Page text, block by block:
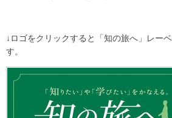
↓ロゴをクリックすると「知の旅へ」レー
す。